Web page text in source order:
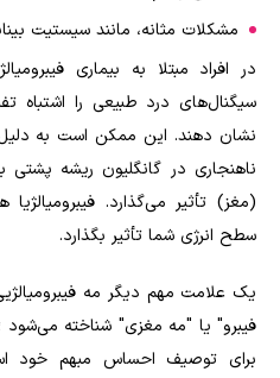
مشکلات مثانه، مانند سیستیت
در افراد مبتلا به بیماری
سیگنال‌های درد طبیعی را اشتباه
نشان دهند. این ممکن است به
ناهنجاری در گانگلیون ریشه
(مغز) تأثیر می‌گذارد.
سطح انرژی شما تأثیر بگذارد.
یک علامت مهم دیگر مه
فیبرو" یا "مه مغزی" شناخته می‌شود
برای توصیف احساس مبهم خود